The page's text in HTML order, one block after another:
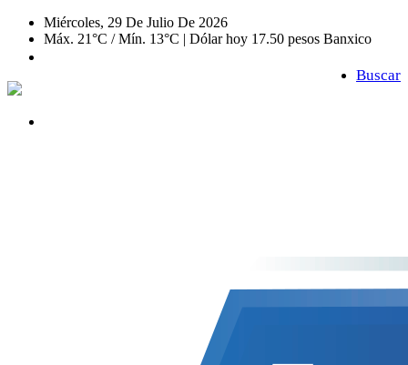
Miércoles, 29 De Julio De 2026
Máx. 21°C / Mín. 13°C | Dólar hoy 17.50 pesos Banxico
Buscar